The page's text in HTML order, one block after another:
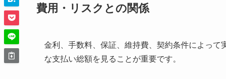
費用・リスクとの関係
金利、手数料、保証、維持費、契約条件によっ
な支払い総額を見ることが重要です。